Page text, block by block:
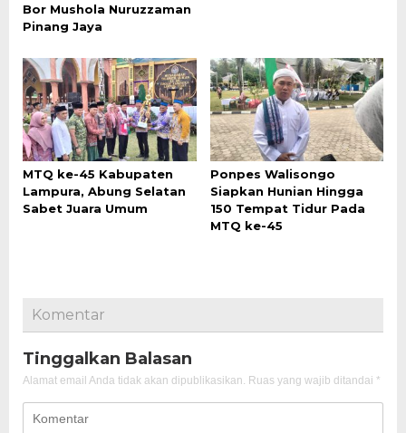
Bor Mushola Nuruzzaman
Pinang Jaya
MTQ ke-45 Kabupaten
Lampura, Abung Selatan
Sabet Juara Umum
Ponpes Walisongo
Siapkan Hunian Hingga
150 Tempat Tidur Pada
MTQ ke-45
Komentar
Tinggalkan Balasan
Alamat email Anda tidak akan dipublikasikan. Ruas yang wajib ditandai *